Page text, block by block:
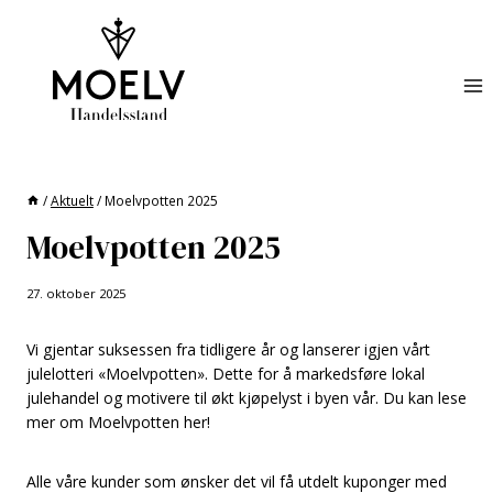
/Aktuelt/ Moelvpotten 2025
Moelvpotten 2025
27. oktober 2025
Vi gjentar suksessen fra tidligere år og lanserer igjen vårt
julelotteri «Moelvpotten». Dette for å markedsføre lokal
julehandel og motivere til økt kjøpelyst i byen vår. Du kan lese
mer om Moelvpotten her!
Alle våre kunder som ønsker det vil få utdelt kuponger med